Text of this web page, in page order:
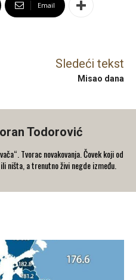
Email
Sledeći tekst
Misao dana
Todorović
Tvorac novakovanja. Čovek koji od
ništa, a trenutno živi negde između.